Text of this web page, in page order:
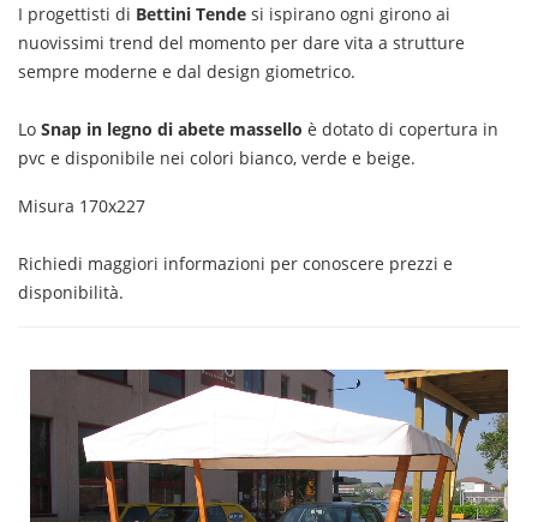
I progettisti di Bettini Tende si ispirano ogni girono ai
nuovissimi trend del momento per dare vita a strutture
sempre moderne e dal design giometrico.
Lo Snap in legno di abete massello è dotato di copertura in
pvc e disponibile nei colori bianco, verde e beige.
Misura 170x227
Richiedi maggiori informazioni per conoscere prezzi e
disponibilità.